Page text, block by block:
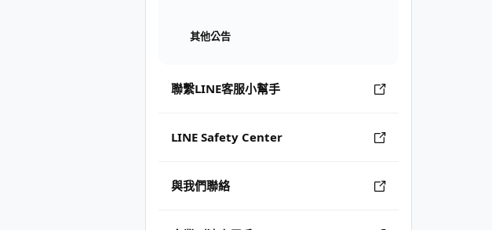
其他公告
聯繫LINE客服小幫手
LINE Safety Center
與我們聯絡